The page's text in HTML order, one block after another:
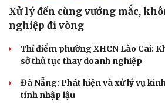
Xử lý đến cùng vướng mắc,
nghiệp đi vòng
Thí điểm phường XHCN Lào Cai:
sở thủ tục thay doanh nghiệp
Đà Nẵng: Phát hiện và xử lý vụ
tính nhập lậu